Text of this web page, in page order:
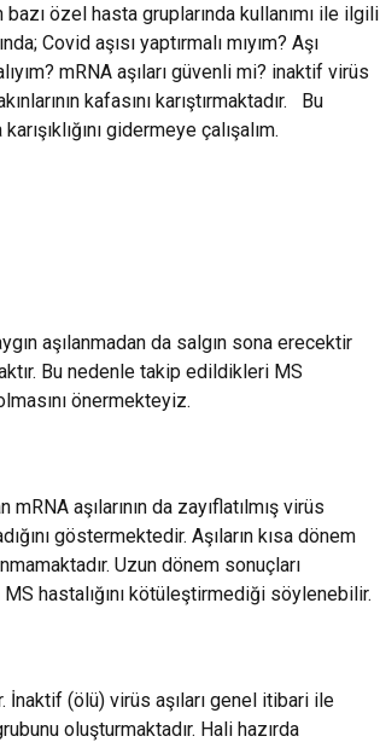
bazı özel hasta gruplarında kullanımı ile ilgili
Covid aşısı yaptırmalı mıyım? Aşı
mRNA aşıları güvenli mi? inaktif virüs
kafasını karıştırmaktadır. Bu
gidermeye çalışalım.
aşılanmadan da salgın sona erecektir
Bu nedenle takip edildikleri MS
önermekteyiz.
aşılarının da zayıflatılmış virüs
göstermektedir. Aşıların kısa dönem
Uzun dönem sonuçları
hastalığını kötüleştirmediği söylenebilir.
İnaktif (ölü) virüs aşıları genel itibari ile
oluşturmaktadır. Hali hazırda